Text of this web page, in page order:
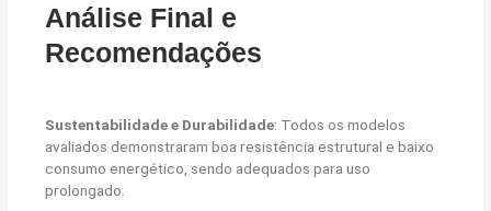
Análise Final e
Recomendações
Sustentabilidade e Durabilidade: Todos os modelos
avaliados demonstraram boa resistência estrutural e baixo
consumo energético, sendo adequados para uso
prolongado.